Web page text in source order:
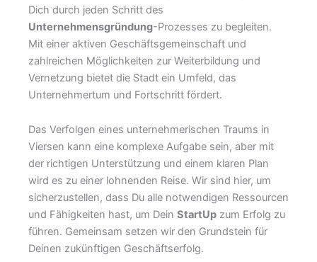
Dich durch jeden Schritt des
Unternehmensgründung-Prozesses zu begleiten.
Mit einer aktiven Geschäftsgemeinschaft und
zahlreichen Möglichkeiten zur Weiterbildung und
Vernetzung bietet die Stadt ein Umfeld, das
Unternehmertum und Fortschritt fördert.
Das Verfolgen eines unternehmerischen Traums in
Viersen kann eine komplexe Aufgabe sein, aber mit
der richtigen Unterstützung und einem klaren Plan
wird es zu einer lohnenden Reise. Wir sind hier, um
sicherzustellen, dass Du alle notwendigen Ressourcen
und Fähigkeiten hast, um Dein StartUp zum Erfolg zu
führen. Gemeinsam setzen wir den Grundstein für
Deinen zukünftigen Geschäftserfolg.